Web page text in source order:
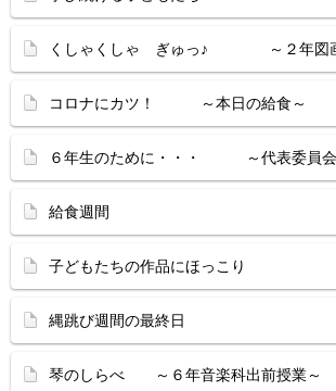
くしゃくしゃ ぎゅっ♪ ～２年図画
コロナにカツ！ ～本日の給食～
６年生のために・・・ ～代表委員会
給食週間
子どもたちの作品にほっこり
縄跳び週間の最終日
琴のしらべ ～６年音楽科出前授業～